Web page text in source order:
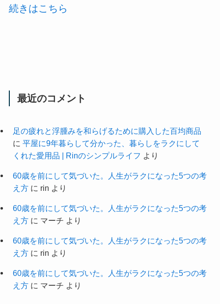
続きはこちら
最近のコメント
足の疲れと浮腫みを和らげるために購入した百均商品
に 平屋に9年暮らして分かった、暮らしをラクにして
くれた愛用品 | Rinのシンプルライフ より
60歳を前にして気づいた。人生がラクになった5つの考
え方に rin より
60歳を前にして気づいた。人生がラクになった5つの考
え方に マーチ より
60歳を前にして気づいた。人生がラクになった5つの考
え方に rin より
60歳を前にして気づいた。人生がラクになった5つの考
え方に マーチ より